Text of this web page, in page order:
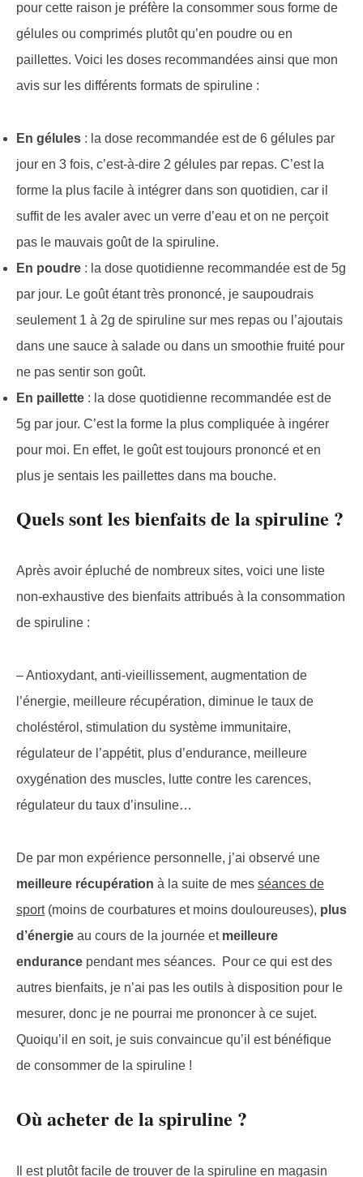
pour cette raison je préfère la consommer sous forme de
gélules ou comprimés plutôt qu’en poudre ou en
paillettes. Voici les doses recommandées ainsi que mon
avis sur les différents formats de spiruline :
En gélules : la dose recommandée est de 6 gélules par
jour en 3 fois, c’est-à-dire 2 gélules par repas. C’est la
forme la plus facile à intégrer dans son quotidien, car il
suffit de les avaler avec un verre d’eau et on ne perçoit
pas le mauvais goût de la spiruline.
En poudre : la dose quotidienne recommandée est de 5g
par jour. Le goût étant très prononcé, je saupoudrais
seulement 1 à 2g de spiruline sur mes repas ou l’ajoutais
dans une sauce à salade ou dans un smoothie fruité pour
ne pas sentir son goût.
En paillette : la dose quotidienne recommandée est de
5g par jour. C’est la forme la plus compliquée à ingérer
pour moi. En effet, le goût est toujours prononcé et en
plus je sentais les paillettes dans ma bouche.
Quels sont les bienfaits de la spiruline ?
Après avoir épluché de nombreux sites, voici une liste
non-exhaustive des bienfaits attribués à la consommation
de spiruline :
– Antioxydant, anti-vieillissement, augmentation de
l’énergie, meilleure récupération, diminue le taux de
choléstérol, stimulation du système immunitaire,
régulateur de l’appétit, plus d’endurance, meilleure
oxygénation des muscles, lutte contre les carences,
régulateur du taux d’insuline…
De par mon expérience personnelle, j’ai observé une
meilleure récupération à la suite de mes séances de
sport(moins de courbatures et moins douloureuses), plus
d’énergie au cours de la journée et meilleure
endurance pendant mes séances. Pour ce qui est des
autres bienfaits, je n’ai pas les outils à disposition pour le
mesurer, donc je ne pourrai me prononcer à ce sujet.
Quoiqu’il en soit, je suis convaincue qu’il est bénéfique
de consommer de la spiruline !
Où acheter de la spiruline ?
Il est plutôt facile de trouver de la spiruline en magasin